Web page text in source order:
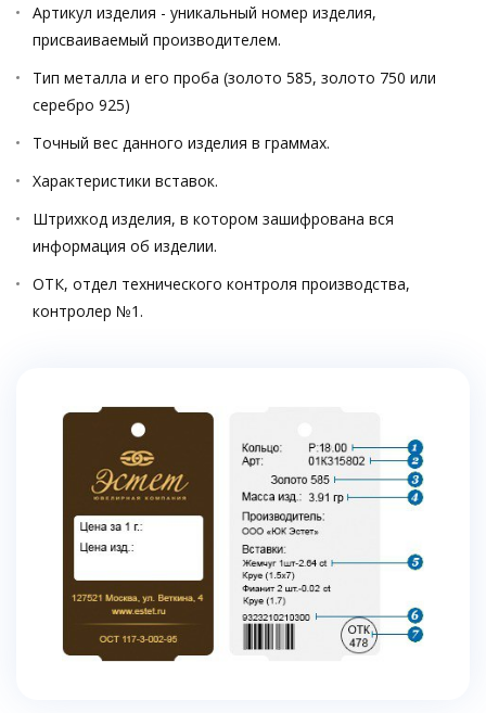
Артикул изделия - уникальный номер изделия,
присваиваемый производителем.
Тип металла и его проба (золото 585, золото 750 или
серебро 925)
Точный вес данного изделия в граммах.
Характеристики вставок.
Штрихкод изделия, в котором зашифрована вся
информация об изделии.
ОТК, отдел технического контроля производства,
контролер №1.